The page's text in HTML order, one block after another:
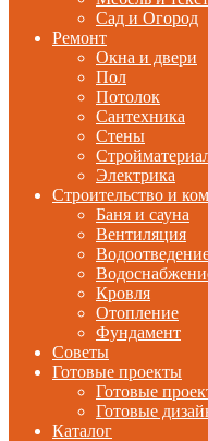
Сад и Огород
Ремонт
Окна и двери
Пол
Потолок
Сантехника
Стены
Электрика
Строительство и
Баня и сауна
Вентиляция
Кровля
Отопление
Фундамент
Советы
Готовые проекты
Готовые
Готовые
Каталог